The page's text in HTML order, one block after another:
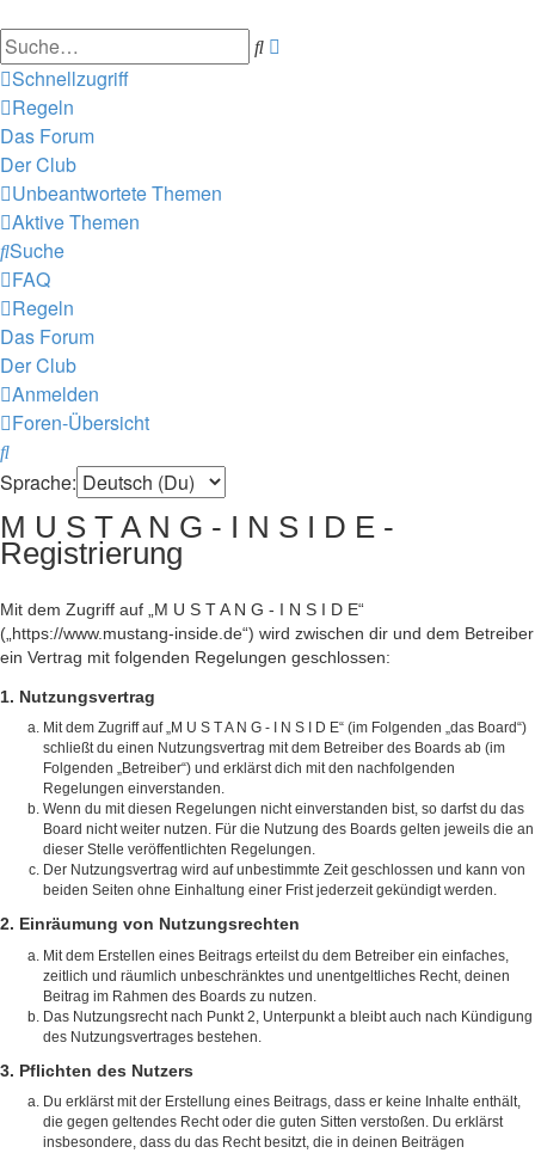
Suche
Schnellzugriff
Regeln
Das Forum
Der Club
Unbeantwortete Themen
Aktive Themen
Suche
FAQ
Regeln
Das Forum
Der Club
Anmelden
Foren-Übersicht
Suche
Sprache:
M U S T A N G - I N S I D E -
Registrierung
Mit dem Zugriff auf „M U S T A N G - I N S I D E“
(„https://www.mustang-inside.de“) wird zwischen dir und dem Betreiber
ein Vertrag mit folgenden Regelungen geschlossen:
1. Nutzungsvertrag
Mit dem Zugriff auf „M U S T A N G - I N S I D E“ (im Folgenden „das Board“)
schließt du einen Nutzungsvertrag mit dem Betreiber des Boards ab (im
Folgenden „Betreiber“) und erklärst dich mit den nachfolgenden
Regelungen einverstanden.
Wenn du mit diesen Regelungen nicht einverstanden bist, so darfst du das
Board nicht weiter nutzen. Für die Nutzung des Boards gelten jeweils die an
dieser Stelle veröffentlichten Regelungen.
Der Nutzungsvertrag wird auf unbestimmte Zeit geschlossen und kann von
beiden Seiten ohne Einhaltung einer Frist jederzeit gekündigt werden.
2. Einräumung von Nutzungsrechten
Mit dem Erstellen eines Beitrags erteilst du dem Betreiber ein einfaches,
zeitlich und räumlich unbeschränktes und unentgeltliches Recht, deinen
Beitrag im Rahmen des Boards zu nutzen.
Das Nutzungsrecht nach Punkt 2, Unterpunkt a bleibt auch nach Kündigung
des Nutzungsvertrages bestehen.
3. Pflichten des Nutzers
Du erklärst mit der Erstellung eines Beitrags, dass er keine Inhalte enthält,
die gegen geltendes Recht oder die guten Sitten verstoßen. Du erklärst
insbesondere, dass du das Recht besitzt, die in deinen Beiträgen